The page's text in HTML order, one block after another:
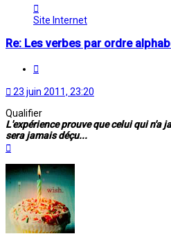
Chafouette
Site Internet
Re: Les verbes par ordre
23 juin 2011, 23:20
Qualifier
L'expérience prouve que celui qui n'a
sera jamais déçu...